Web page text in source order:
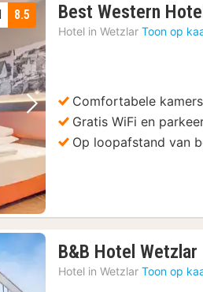
Volgende foto
8.5 Best Western
Hotel in Wetzlar Toon op
Comfortabele
Gratis WiFi en
Op loopafstand van
B&B Hotel Wetzlar
Hotel in Wetzlar Toon op